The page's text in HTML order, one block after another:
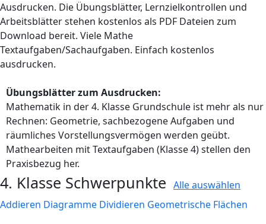
Ausdrucken. Die Übungsblätter, Lernzielkontrollen und
Arbeitsblätter stehen kostenlos als PDF Dateien zum
Download bereit. Viele Mathe
Textaufgaben/Sachaufgaben. Einfach kostenlos
ausdrucken.
Übungsblätter zum Ausdrucken:
Mathematik in der 4. Klasse Grundschule ist mehr als nur
Rechnen: Geometrie, sachbezogene Aufgaben und
räumliches Vorstellungsvermögen werden geübt.
Mathearbeiten mit Textaufgaben (Klasse 4) stellen den
Praxisbezug her.
4. Klasse Schwerpunkte Alle auswählen
Addieren Diagramme Dividieren Geometrische Flächen